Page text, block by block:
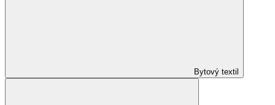
Bytový textil